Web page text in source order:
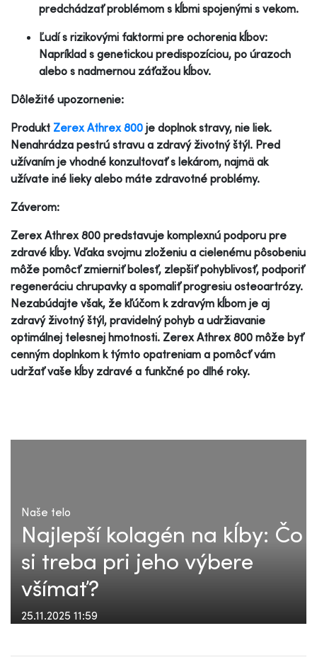
predchádzať problémom s kĺbmi spojenými s vekom.
Ľudí s rizikovými faktormi pre ochorenia kĺbov:
Napríklad s genetickou predispozíciou, po úrazoch
alebo s nadmernou záťažou kĺbov.
Dôležité upozornenie:
Produkt Zerex Athrex 800 je doplnok stravy, nie liek.
Nenahrádza pestrú stravu a zdravý životný štýl. Pred
užívaním je vhodné konzultovať s lekárom, najmä ak
užívate iné lieky alebo máte zdravotné problémy.
Záverom:
Zerex Athrex 800 predstavuje komplexnú podporu pre
zdravé kĺby. Vďaka svojmu zloženiu a cielenému pôsobeniu
môže pomôcť zmierniť bolesť, zlepšiť pohyblivosť, podporiť
regeneráciu chrupavky a spomaliť progresiu osteoartrózy.
Nezabúdajte však, že kľúčom k zdravým kĺbom je aj
zdravý životný štýl, pravidelný pohyb a udržiavanie
optimálnej telesnej hmotnosti. Zerex Athrex 800 môže byť
cenným doplnkom k týmto opatreniam a pomôcť vám
udržať vaše kĺby zdravé a funkčné po dlhé roky.
Naše telo
Najlepší kolagén na kĺby: Čo
si treba pri jeho výbere
všímať?
25.11.2025 11:59